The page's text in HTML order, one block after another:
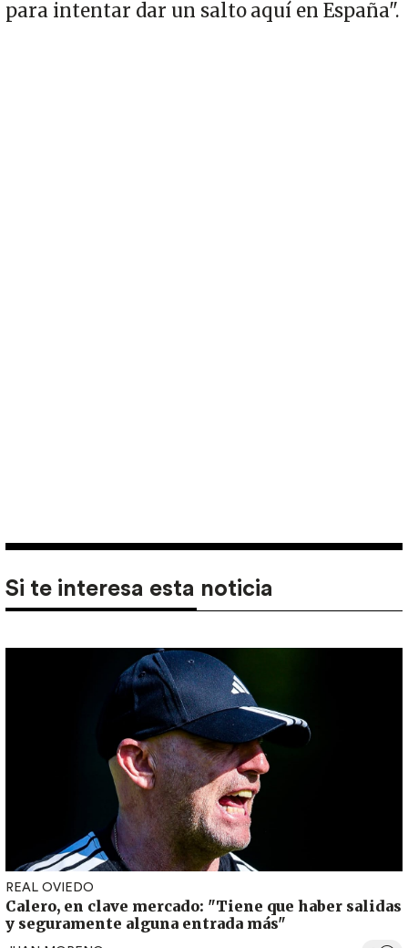
para intentar dar un salto aquí en España".
Si te interesa esta noticia
REAL OVIEDO
Calero, en clave mercado: "Tiene que haber salidas
y seguramente alguna entrada más"